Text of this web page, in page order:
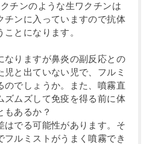
チンのような生ワクチンは
チンに入っていますので抗体
とになります。
なりますが鼻炎の副反応との
児と出ていない児で、フルミ
のでしょうか。また、噴霧直
ズムズして免疫を得る前に体
もあるか？
でる可能性があります。そ
フルミストがうまく噴霧でき